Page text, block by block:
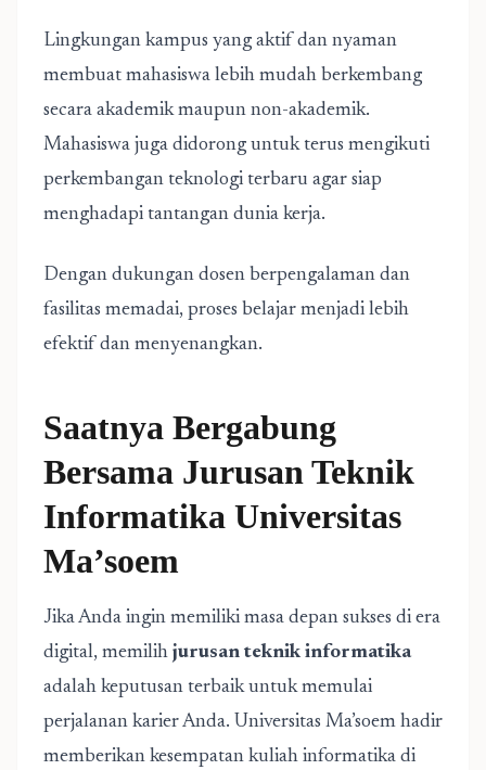
Lingkungan kampus yang aktif dan nyaman
membuat mahasiswa lebih mudah berkembang
secara akademik maupun non-akademik.
Mahasiswa juga didorong untuk terus mengikuti
perkembangan teknologi terbaru agar siap
menghadapi tantangan dunia kerja.
Dengan dukungan dosen berpengalaman dan
fasilitas memadai, proses belajar menjadi lebih
efektif dan menyenangkan.
Saatnya Bergabung
Bersama Jurusan Teknik
Informatika Universitas
Ma’soem
Jika Anda ingin memiliki masa depan sukses di era
digital, memilih jurusan teknik informatika
adalah keputusan terbaik untuk memulai
perjalanan karier Anda. Universitas Ma’soem hadir
memberikan kesempatan kuliah informatika di